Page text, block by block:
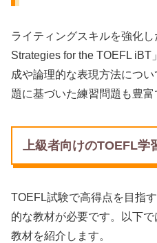
ライティングスキルを強化
Strategies for the TOEFL
成や論理的な表現方法につ
題に基づいた練習問題も豊富
上級者向けのTOEFL学
TOEFL試験で高得点を目指
的な教材が必要です。以下
教材を紹介します。